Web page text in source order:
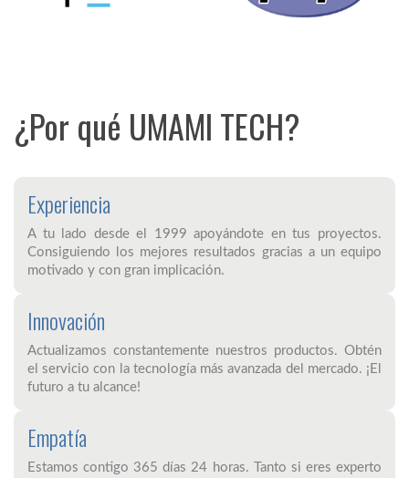
¿Por qué UMAMI TECH?
Experiencia
A tu lado desde el 1999 apoyándote en tus proyectos.
Consiguiendo los mejores resultados gracias a un equipo
motivado y con gran implicación.
Innovación
Actualizamos constantemente nuestros productos. Obtén
el servicio con la tecnología más avanzada del mercado. ¡El
futuro a tu alcance!
Empatía
Estamos contigo 365 días 24 horas. Tanto si eres experto